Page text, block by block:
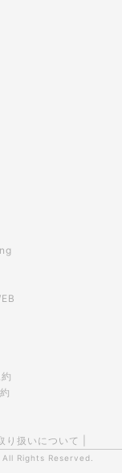
り扱いについて
All Rights Reserved.